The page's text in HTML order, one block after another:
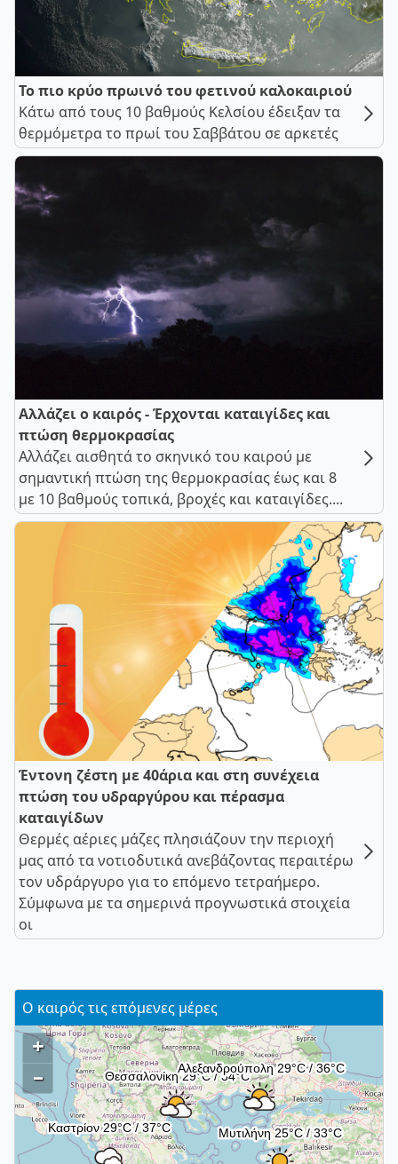
Το πιο κρύο πρωινό του φετινού καλοκαιριού
Κάτω από τους 10 βαθμούς Κελσίου έδειξαν τα
θερμόμετρα το πρωί του Σαββάτου σε αρκετές
Αλλάζει ο καιρός - Έρχονται καταιγίδες και
πτώση θερμοκρασίας
Αλλάζει αισθητά το σκηνικό του καιρού με
σημαντική πτώση της θερμοκρασίας έως και 8
με 10 βαθμούς τοπικά, βροχές και καταιγίδες....
Έντονη ζέστη με 40άρια και στη συνέχεια
πτώση του υδραργύρου και πέρασμα
καταιγίδων
Θερμές αέριες μάζες πλησιάζουν την περιοχή
μας από τα νοτιοδυτικά ανεβάζοντας περαιτέρω
τον υδράργυρο για το επόμενο τετραήμερο.
Σύμφωνα με τα σημερινά προγνωστικά στοιχεία
οι
Ο καιρός τις επόμενες μέρες
+
–